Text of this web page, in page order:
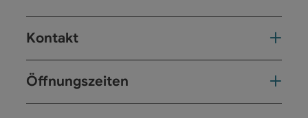
Kontakt
Öffnungszeiten